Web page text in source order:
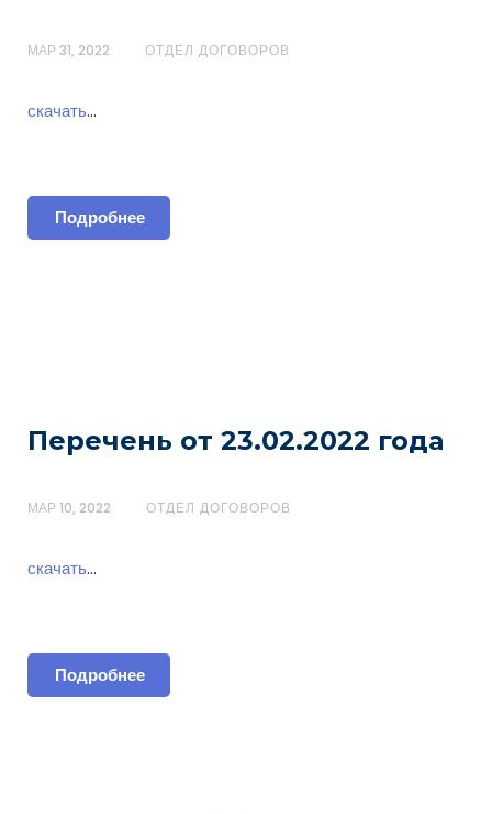
МАР 31, 2022 ОТДЕЛ ДОГОВОРОВ
скачать…
Подробнее
Перечень от 23.02.2022 года
МАР 10, 2022 ОТДЕЛ ДОГОВОРОВ
скачать…
Подробнее